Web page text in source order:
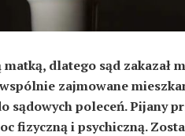
dlatego sąd zakazał
zajmowane
sądowych poleceń. Pijany
fizyczną i psychiczną.